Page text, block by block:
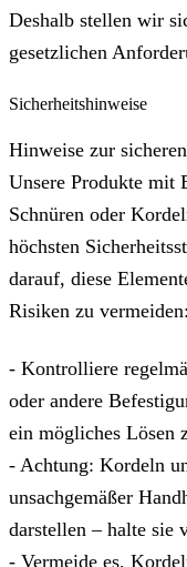
Deshalb stellen wir
gesetzlichen
Sicherheitshinweise
Hinweise zur
Unsere Produkte mit
Schnüren oder
höchsten
darauf, diese
Risiken zu vermeiden:
- Kontrolliere
oder andere
ein mögliches Lösen
- Achtung: Kordeln
unsachgemäßer
darstellen – halte sie
- Vermeide es,